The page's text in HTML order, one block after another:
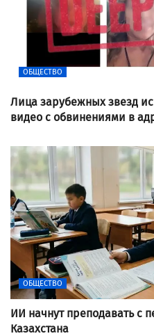
ОБЩЕСТВО
Лица зарубежных звезд
видео с обвинениями в
ОБЩЕСТВО
ИИ начнут преподавать с
Казахстана